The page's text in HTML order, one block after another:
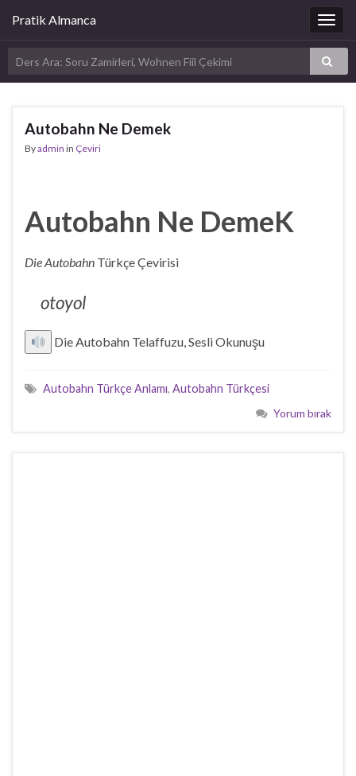
Pratik Almanca
Autobahn Ne Demek
Byadmin in Çeviri
Autobahn Ne DemeK
Die Autobahn Türkçe Çevirisi
otoyol
Die Autobahn Telaffuzu, Sesli Okunuşu
Autobahn Türkçe Anlamı, Autobahn Türkçesi
Yorum bırak